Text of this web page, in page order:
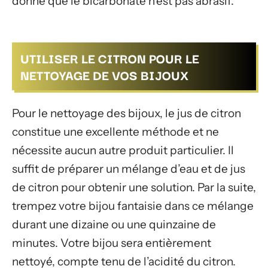
UTILISER LE CITRON POUR LE
NETTOYAGE DE VOS BIJOUX
Pour le nettoyage des bijoux, le jus de citron
constitue une excellente méthode et ne
nécessite aucun autre produit particulier. Il
suffit de préparer un mélange d’eau et de jus
de citron pour obtenir une solution. Par la suite,
trempez votre bijou fantaisie dans ce mélange
durant une dizaine ou une quinzaine de
minutes. Votre bijou sera entièrement
nettoyé, compte tenu de l’acidité du citron.